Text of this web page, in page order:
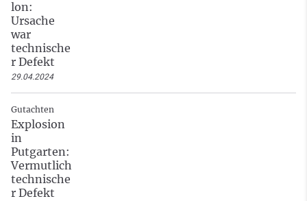
lon:
Ursache
war
technische
r Defekt
29.04.2024
Gutachten
Explosion
in
Putgarten:
Vermutlich
technische
r Defekt